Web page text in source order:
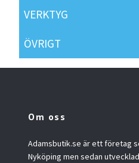
VERKTYG
ÖVRIGT
Om oss
Adamsbutik.se är ett företag
Nyköping men sedan